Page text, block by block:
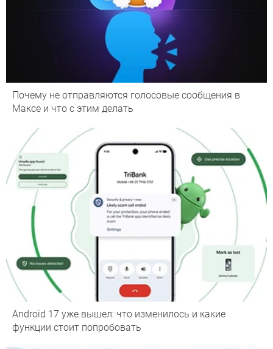
Почему не отправляются голосовые сообщения в
Максе и что с этим делать
Android 17 уже вышел: что изменилось и какие
функции стоит попробовать